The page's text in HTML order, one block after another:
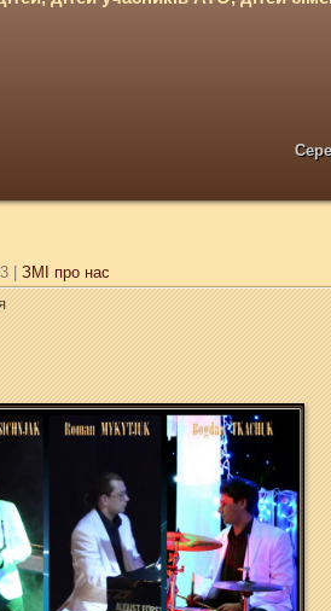
ЗМІ про нас